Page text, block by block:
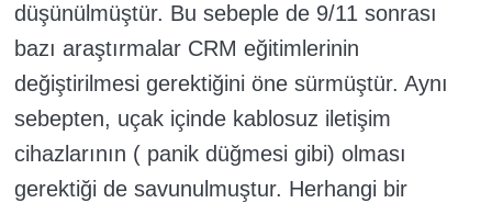
düşünülmüştür. Bu sebeple de 9/11 sonrası
bazı araştırmalar CRM eğitimlerinin
değiştirilmesi gerektiğini öne sürmüştür. Aynı
sebepten, uçak içinde kablosuz iletişim
cihazlarının ( panik düğmesi gibi) olması
gerektiği de savunulmuştur. Herhangi bir